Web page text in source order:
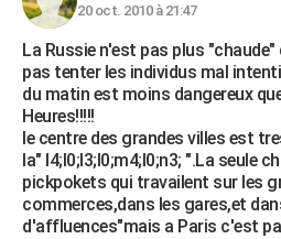
20 oct. 2010 à 21:47
La Russie n'est pas plus
pas tenter les individus mal
du matin est moins dangereux
Heures!!!!!
le centre des grandes villes est
la" l4;l0;l3;l0;m4;l0;n3; ".La seule
pickpokets qui travailent sur les
commerces,dans les gares,et
d'affluences"mais a Paris c'est